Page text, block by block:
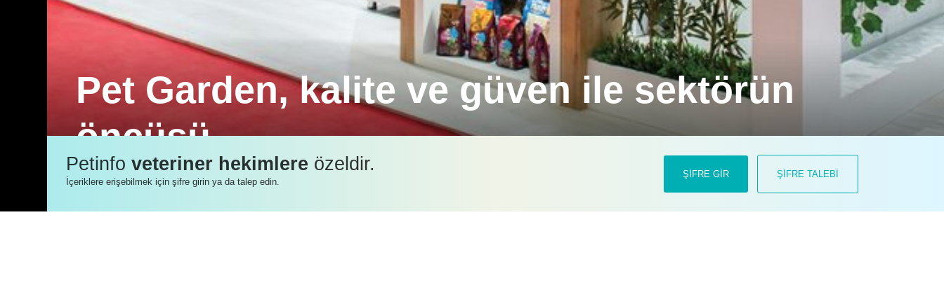
Pet Garden, kalite ve güven ile sektörün
öncüsü
Pet Garden, dünya çapındaki markaların Türkiye distribütörlüğüyle geniş bir ürün yelpazesi sunuyor.
Petinfoveteriner hekimlere özeldir.
İçeriklere erişebilmek için şifre girin ya da talep edin.
ŞİFRE GİR ŞİFRE TALEBİ